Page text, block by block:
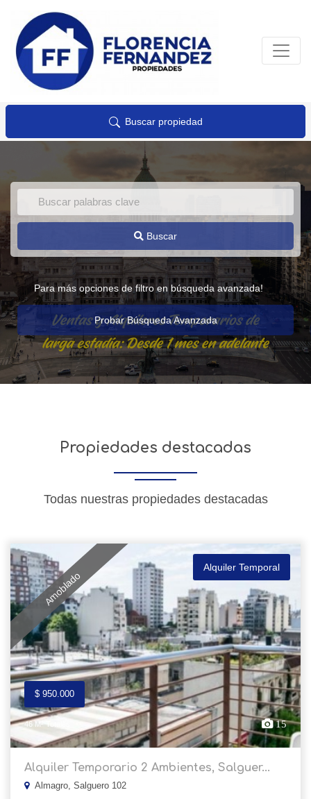
Buscar propiedad
Buscar
Para más opciones de filtro en búsqueda avanzada!
Probar Búsqueda Avanzada
Propiedades destacadas
Todas nuestras propiedades destacadas
Amoblado
Alquiler Temporal
$ 950.000
46 M² Totales 15
Alquiler Temporario 2 Ambientes, Salguer...
Almagro, Salguero 102